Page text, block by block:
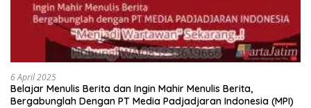
6 April 2025
Belajar Menulis Berita dan Ingin Mahir Menulis Berita,
Bergabunglah Dengan PT Media Padjadjaran Indonesia (MPI)